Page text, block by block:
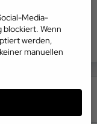
Media-
Wenn
werden,
manuellen